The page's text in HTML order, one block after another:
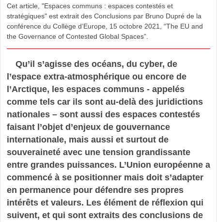
Cet article, "Espaces communs : espaces contestés et
stratégiques" est extrait des Conclusions par Bruno Dupré de la
conférence du Collège d’Europe, 15 octobre 2021, “The EU and
the Governance of Contested Global Spaces”.
Qu’il s’agisse des océans, du cyber, de
l’espace extra-atmosphérique ou encore de
l’Arctique, les espaces communs - appelés
comme tels car ils sont au-delà des juridictions
nationales – sont aussi des espaces contestés
faisant l’objet d’enjeux de gouvernance
internationale, mais aussi et surtout de
souveraineté avec une tension grandissante
entre grandes puissances. L’Union européenne a
commencé à se positionner mais doit s’adapter
en permanence pour défendre ses propres
intérêts et valeurs. Les élément de réflexion qui
suivent, et qui sont extraits des conclusions de